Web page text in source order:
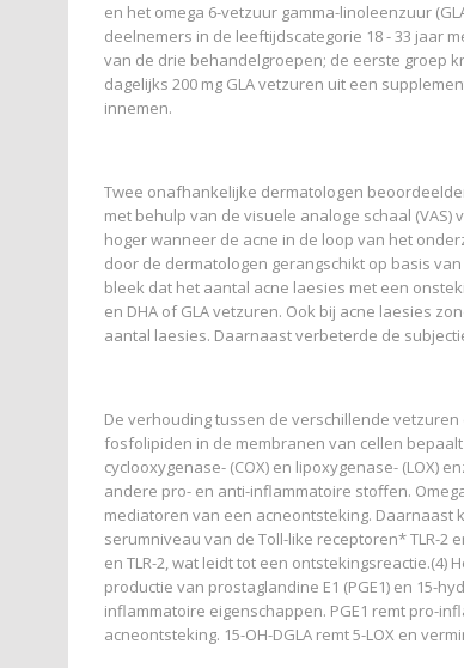
en het omega 6-vetzuur gamma-linoleenzuur
deelnemers in de leeftijdscategorie 18 - 33 jaar
van de drie behandelgroepen; de eerste groep
dagelijks 200 mg GLA vetzuren uit een
innemen.
Twee onafhankelijke dermatologen
met behulp van de visuele analoge schaal
hoger wanneer de acne in de loop van het
door de dermatologen gerangschikt op basis
bleek dat het aantal acne laesies met een
en DHA of GLA vetzuren. Ook bij acne laesies
aantal laesies. Daarnaast verbeterde de
De verhouding tussen de verschillende
fosfolipiden in de membranen van cellen
cyclooxygenase- (COX) en lipoxygenase-
andere pro- en anti-inflammatoire stoffen.
mediatoren van een acneontsteking.
serumniveau van de Toll-like receptoren* TLR-2
en TLR-2, wat leidt tot een ontstekingsreactie.(4)
productie van prostaglandine E1 (PGE1) en 15-
inflammatoire eigenschappen. PGE1 remt pro-
acneontsteking. 15-OH-DGLA remt 5-LOX en